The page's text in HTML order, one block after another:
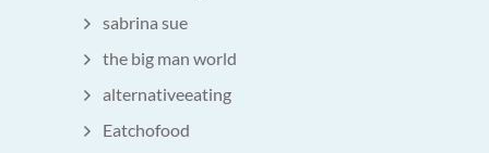
sabrina sue
the big man world
alternativeeating
Eatchofood